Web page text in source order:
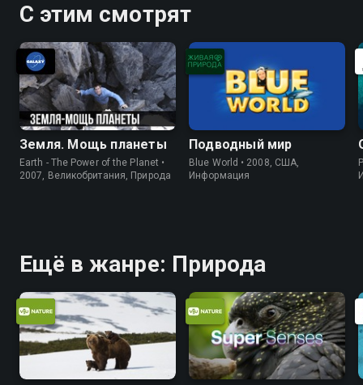
С этим смотрят
Земля. Мощь планеты
Earth - The Power of the Planet •
2007, Великобритания, Природа
Подводный мир
Blue World • 2008, США,
Информация
Ещё в жанре: Природа